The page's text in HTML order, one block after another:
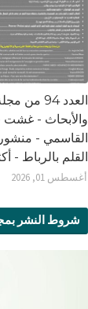
العدد 94
القاسمي -
القلم بالرباط - أكثر من 65
أغسطس 01, 2026
شروط النشر